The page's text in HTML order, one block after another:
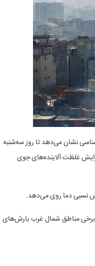
نشان می‌دهد تا روز سه‌شنبه
غلظت آلاینده‌های جوی
نسبی دما روی می‌دهد.
برخی مناطق شمال غرب بارش‌های